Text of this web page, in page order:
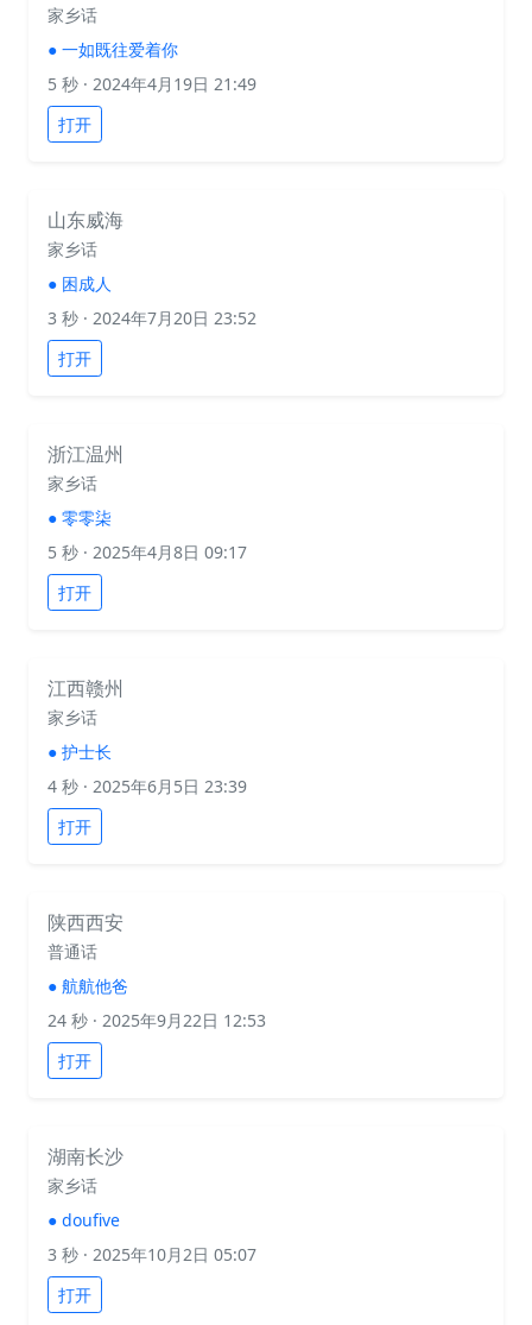
家乡话
● 一如既往爱着你
5 秒 · 2024年4月19日 21:49
打开
山东威海
家乡话
● 困成人
3 秒 · 2024年7月20日 23:52
打开
浙江温州
家乡话
● 零零柒
5 秒 · 2025年4月8日 09:17
打开
江西赣州
家乡话
● 护士长
4 秒 · 2025年6月5日 23:39
打开
陕西西安
普通话
● 航航他爸
24 秒 · 2025年9月22日 12:53
打开
湖南长沙
家乡话
● doufive
3 秒 · 2025年10月2日 05:07
打开